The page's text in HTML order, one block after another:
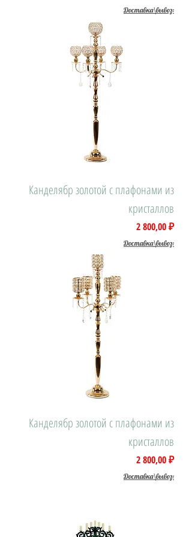
Доставка\вывоз:
Канделябр золотой с плафонами из
кристаллов
Цена
2 800,00 ₽
Доставка\вывоз:
Канделябр золотой с плафонами из
кристаллов
Цена
2 800,00 ₽
Доставка\вывоз: